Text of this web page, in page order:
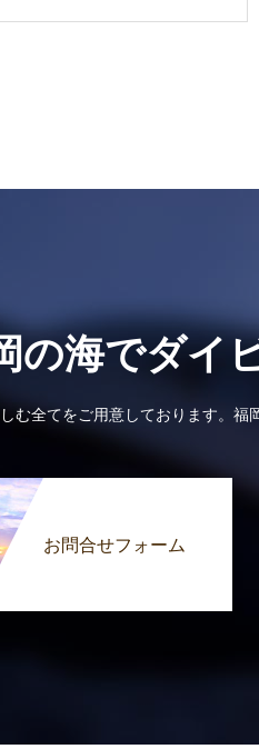
の海でダイ
む全てをご用意しております。
お問合せフォーム